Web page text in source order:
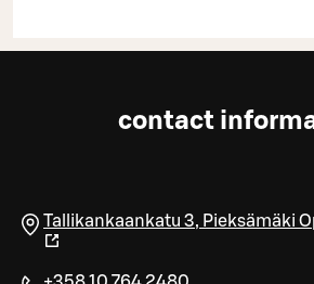
contact
Tallikankaankatu 3, Pieksämäki